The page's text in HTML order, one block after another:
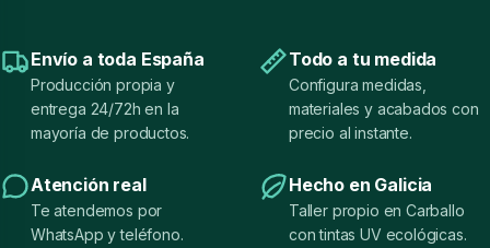
Envío a toda España
Producción propia y
entrega 24/72h en la
mayoría de productos.
Todo a tu medida
Configura medidas,
materiales y acabados con
precio al instante.
Atención real
Te atendemos por
WhatsApp y teléfono.
Hecho en Galicia
Taller propio en Carballo
con tintas UV ecológicas.